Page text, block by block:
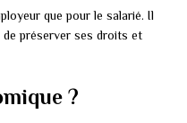
que pour le salarié. Il
de préserver ses droits et
?